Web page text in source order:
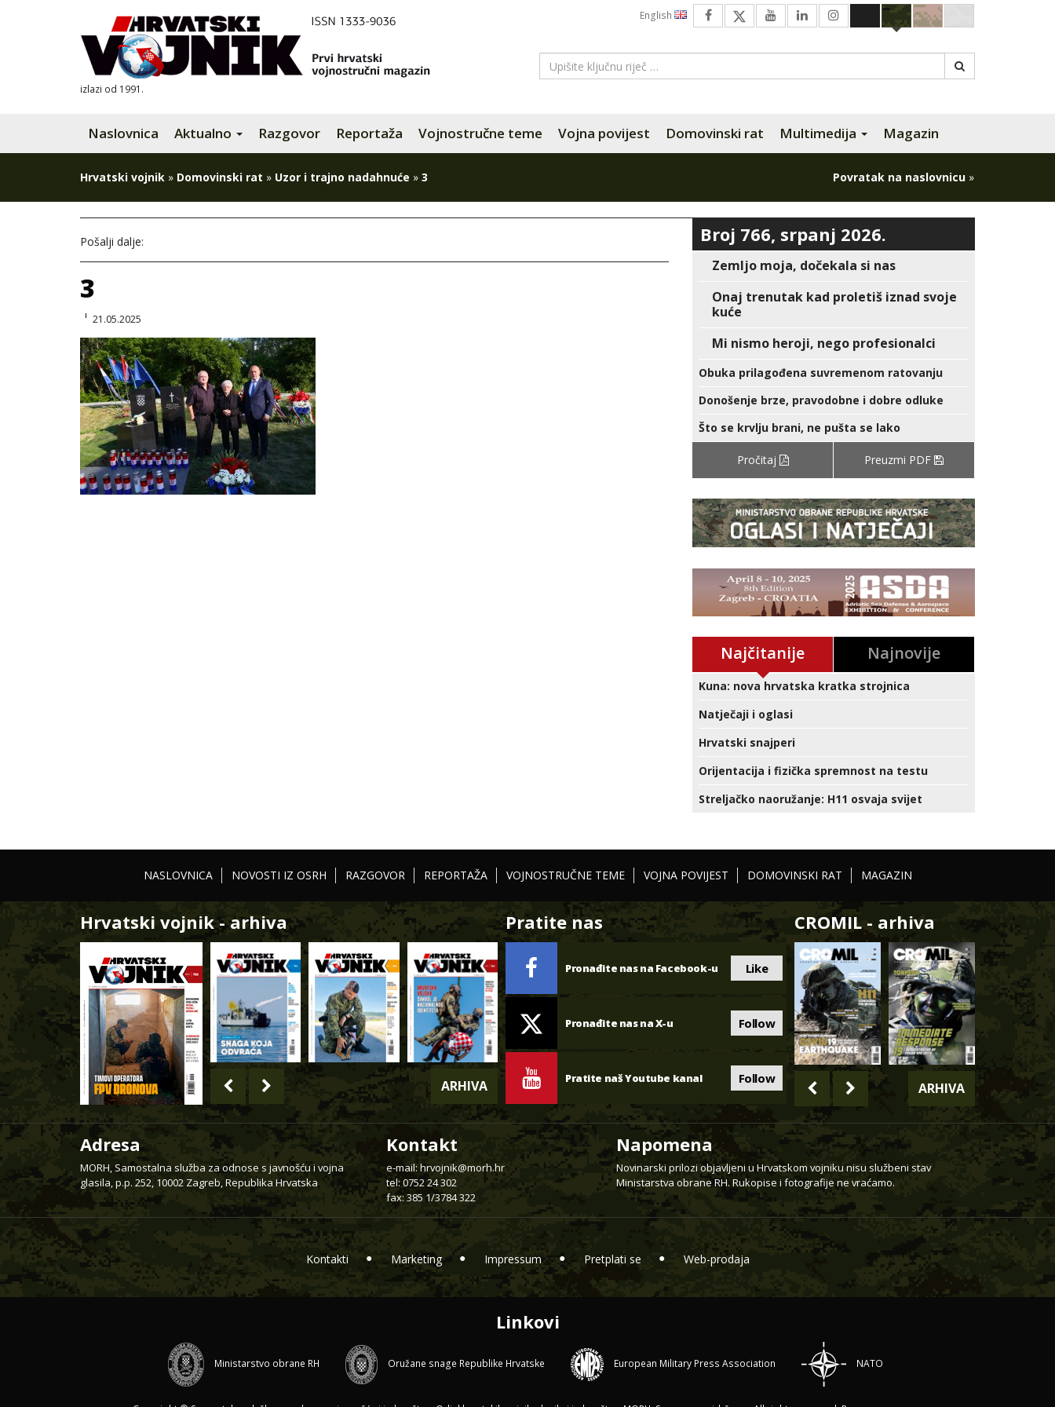
izlazi od 1991.
English
Naslovnica Aktualno Razgovor Reportaža Vojnostručne teme Vojna povijest Domovinski rat Multimedija Magazin
Hrvatski vojnik » Domovinski rat » Uzor i trajno nadahnuće » 3 Povratak na naslovnicu »
Pošalji dalje:
3
21.05.2025
Broj 766, srpanj 2026.
Zemljo moja, dočekala si nas
Onaj trenutak kad proletiš iznad svoje
kuće
Mi nismo heroji, nego profesionalci
Obuka prilagođena suvremenom ratovanju
Donošenje brze, pravodobne i dobre odluke
Što se krvlju brani, ne pušta se lako
Pročitaj Preuzmi PDF
Najčitanije Najnovije
Kuna: nova hrvatska kratka strojnica
Natječaji i oglasi
Hrvatski snajperi
Orijentacija i fizička spremnost na testu
Streljačko naoružanje: H11 osvaja svijet
NASLOVNICA NOVOSTI IZ OSRH RAZGOVOR REPORTAŽA VOJNOSTRUČNE TEME VOJNA POVIJEST DOMOVINSKI RAT MAGAZIN
Hrvatski vojnik - arhiva
ARHIVA
Pratite nas
Pronađite nas na Facebook-u Like
Pronađite nas na X-u Follow
Pratite naš Youtube kanal Follow
CROMIL - arhiva
ARHIVA
Adresa
MORH, Samostalna služba za odnose s javnošću i vojna
glasila, p.p. 252, 10002 Zagreb, Republika Hrvatska
Kontakt
e-mail: hrvojnik@morh.hr
tel: 0752 24 302
fax: 385 1/3784 322
Napomena
Novinarski prilozi objavljeni u Hrvatskom vojniku nisu službeni stav
Ministarstva obrane RH. Rukopise i fotografije ne vraćamo.
Kontakti Marketing Impressum Pretplati se Web-prodaja
Linkovi
Ministarstvo obrane RH Oružane snage Republike Hrvatske European Military Press Association NATO